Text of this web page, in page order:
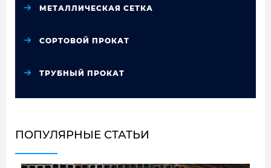
МЕТАЛЛИЧЕСКАЯ СЕТКА
СОРТОВОЙ ПРОКАТ
ТРУБНЫЙ ПРОКАТ
ПОПУЛЯРНЫЕ СТАТЬИ